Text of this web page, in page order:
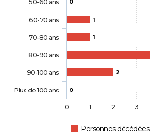
0
1
1
2
0
Personnes décédées
50-60 ans
60-70 ans
70-80 ans
80-90 ans
90-100 ans
Plus de 100 ans
0 1 2 3